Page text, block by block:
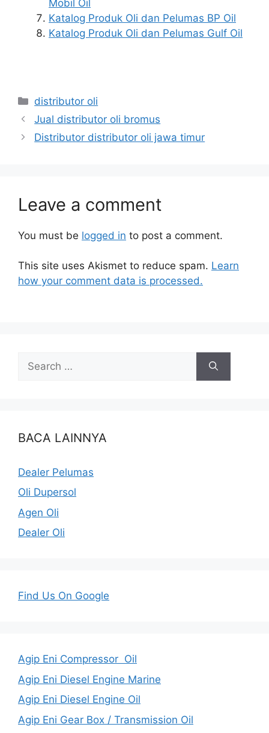
Mobil Oil
Katalog Produk Oli dan Pelumas BP Oil
Katalog Produk Oli dan Pelumas Gulf Oil
distributor oli
Jual distributor oli bromus
Distributor distributor oli jawa timur
Leave a comment
You must be logged in to post a comment.
This site uses Akismet to reduce spam. Learn
how your comment data is processed.
BACA LAINNYA
Dealer Pelumas
Oli Dupersol
Agen Oli
Dealer Oli
Find Us On Google
Agip Eni Compressor Oil
Agip Eni Diesel Engine Marine
Agip Eni Diesel Engine Oil
Agip Eni Gear Box / Transmission Oil